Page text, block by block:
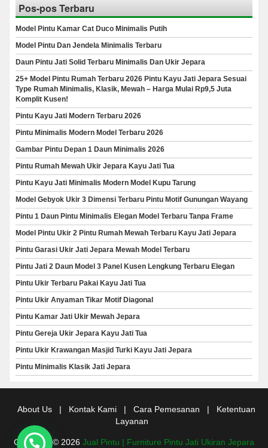
Pos-pos Terbaru
Model Pintu Kamar Cat Duco Minimalis Putih
Model Pintu Dan Jendela Minimalis Terbaru
Daun Pintu Jati Solid Terbaru Minimalis Dan Ukir Jepara
25+ Model Pintu Rumah Terbaru 2026 Pintu Kayu Jati Jepara Sesuai
Type Rumah Minimalis, Klasik, Mewah – Harga Mulai Rp9,5 Juta
Komplit Kusen!
Pintu Kayu Jati Modern Terbaru 2026
Pintu Minimalis Modern Model Terbaru 2026
Gambar Pintu Depan 1 Daun Minimalis 2026
Pintu Rumah Mewah Ukir Jepara Kayu Jati Tua
Pintu Kayu Jati Minimalis Modern Model Kupu Tarung
Model Gebyok Ukir 3 Dimensi Terbaru Pintu Motif Gunungan Wayang
Pintu 1 Daun Pintu Minimalis Elegan Model Terbaru Tanpa Frame
Model Pintu Ukir 2 Pintu Rumah Mewah Terbaru Kayu Jati Jepara
Pintu Garasi Ukir Jati Jepara Mewah Model Terbaru
Pintu Jati 2 Daun Model 3 Panel Kusen Lengkung Terbaru Elegan
Pintu Ukir Terbaru Pakai Kayu Jati Tua
Pintu Ukir Anyaman Tikar Motif Diagonal
Pintu Kamar Jati Ukir Mewah Jepara
Pintu Gereja Ukir Jepara Kayu Jati Tua
Pintu Ukir Krawangan Masjid Turki Kayu Jati Jepara
Pintu Minimalis Klasik Jati Jepara
About Us | Kontak Kami | Cara Pemesanan |
Ketentuan
Layanan
Copyright © 2026 Jual Pintu | Furniture Pintu Jati Ukiran Jepara